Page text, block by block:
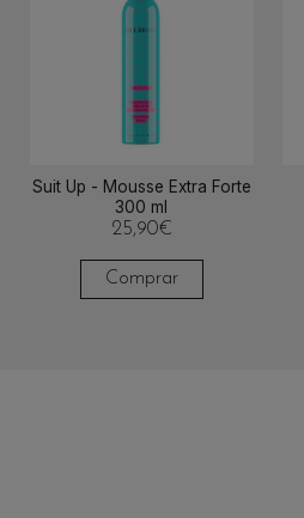
Suit Up - Mousse Extra Forte
300 ml
25,90€
Comprar